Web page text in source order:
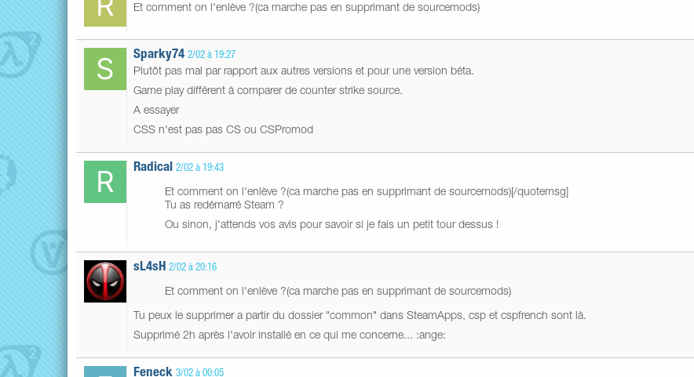
Et comment on l'enlève ?(ca marche pas en supprimant de sourcemods)
Sparky74 2/02 à 19:27
Plutôt pas mal par rapport aux autres versions et pour une version béta.
Game play différent à comparer de counter strike source.
A essayer
CSS n'est pas pas CS ou CSPromod
Radical 2/02 à 19:43
Et comment on l'enlève ?(ca marche pas en supprimant de sourcemods)[/quotemsg]
Tu as redémarré Steam ?
Ou sinon, j'attends vos avis pour savoir si je fais un petit tour dessus !
sL4sH 2/02 à 20:16
Et comment on l'enlève ?(ca marche pas en supprimant de sourcemods)
Tu peux le supprimer a partir du dossier "common" dans SteamApps, csp et cspfrench sont là.
Supprimé 2h après l'avoir installé en ce qui me concerne... :ange:
Feneck 3/02 à 00:05